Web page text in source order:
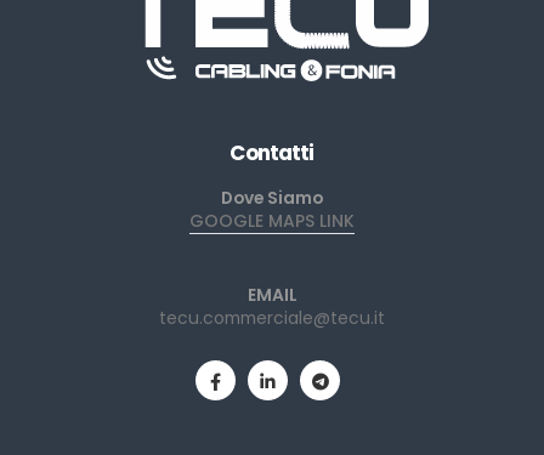
Contatti
Dove Siamo
GOOGLE MAPS LINK
EMAIL
tecu.commerciale@tecu.it